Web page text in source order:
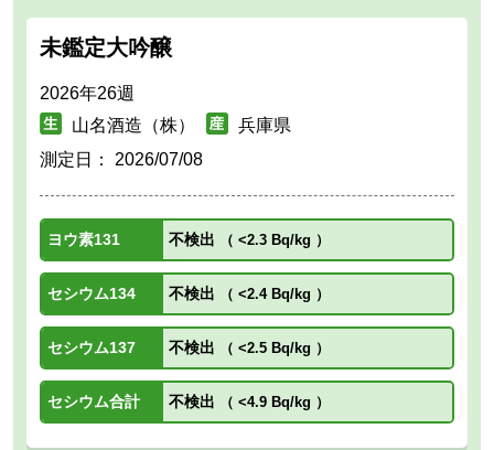
未鑑定大吟醸
2026年26週
山名酒造（株）
兵庫県
測定日： 2026/07/08
ヨウ素131 不検出 （ <2.3 Bq/kg ）
セシウム134 不検出 （ <2.4 Bq/kg ）
セシウム137 不検出 （ <2.5 Bq/kg ）
セシウム合計 不検出 （ <4.9 Bq/kg ）